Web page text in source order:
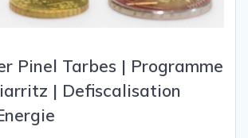
Pinel Tarbes | Programme
| Defiscalisation